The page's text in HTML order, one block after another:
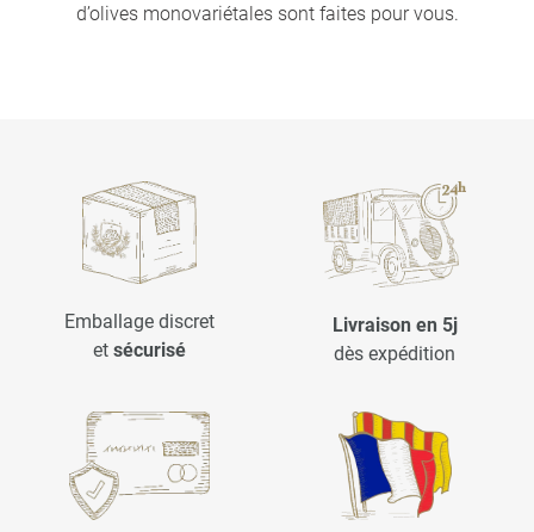
d’olives monovariétales sont faites pour vous.
Emballage discret
et sécurisé
Livraison en 5j
dès expédition